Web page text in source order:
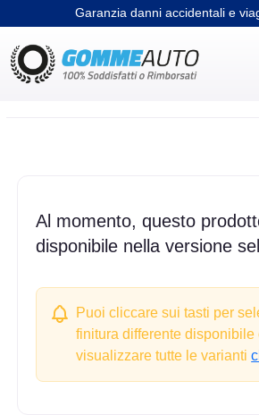
Garanzia danni accidentali e
Al momento, questo
disponibile nella versione
Puoi cliccare sui tasti per
finitura differente disponibile
visualizzare tutte le varianti